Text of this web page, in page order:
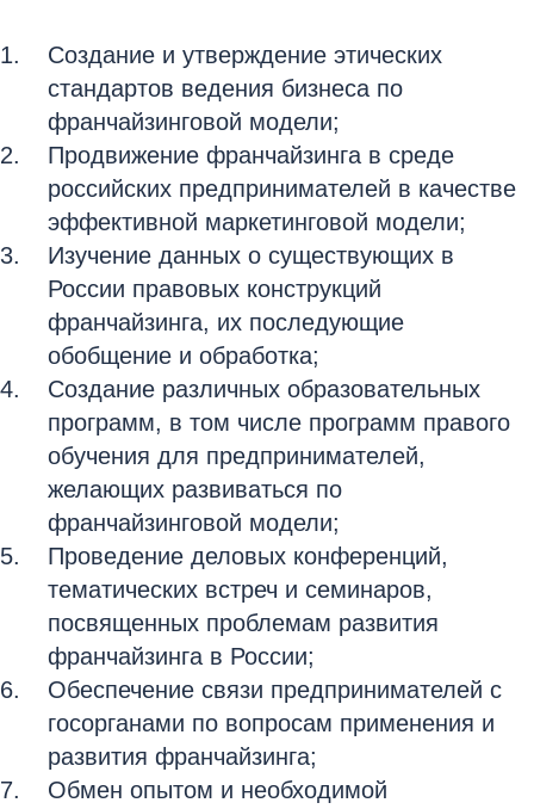
Создание и утверждение этических
стандартов ведения бизнеса по
франчайзинговой модели;
Продвижение франчайзинга в среде
российских предпринимателей в качестве
эффективной маркетинговой модели;
Изучение данных о существующих в
России правовых конструкций
франчайзинга, их последующие
обобщение и обработка;
Создание различных образовательных
программ, в том числе программ правого
обучения для предпринимателей,
желающих развиваться по
франчайзинговой модели;
Проведение деловых конференций,
тематических встреч и семинаров,
посвященных проблемам развития
франчайзинга в России;
Обеспечение связи предпринимателей с
госорганами по вопросам применения и
развития франчайзинга;
Обмен опытом и необходимой